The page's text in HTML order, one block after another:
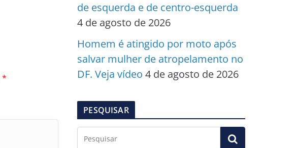
*
de esquerda e de centro-esquerda
4 de agosto de 2026
Homem é atingido por moto após
salvar mulher de atropelamento no
DF. Veja vídeo 4 de agosto de 2026
PESQUISAR